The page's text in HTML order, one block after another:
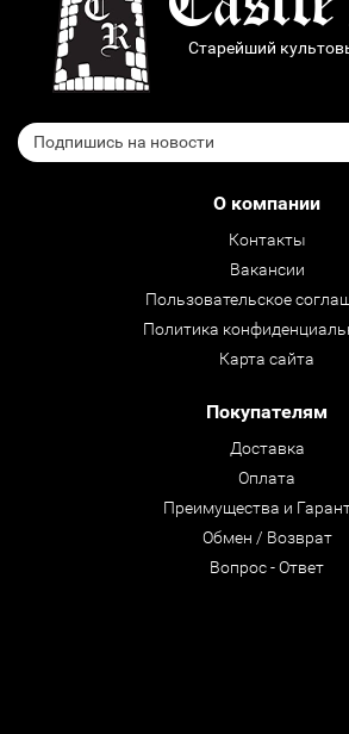
Старейший
О компании
Контакты
Вакансии
Пользовательское
Политика
Карта сайта
Покупателям
Доставка
Оплата
Преимущества и
Обмен / Возврат
Вопрос - Ответ